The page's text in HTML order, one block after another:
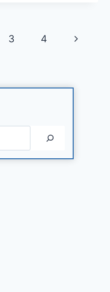
3 4
Next